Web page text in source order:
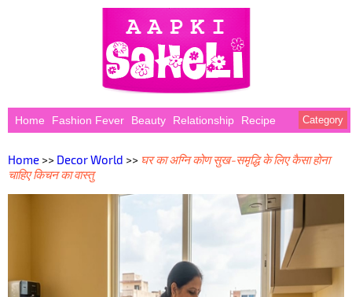
Home Fashion Fever Beauty Relationship Recipe Category
Home >> Decor World >> घर का अग्नि कोण सुख-समृद्धि के लिए कैसा होना
चाहिए किचन का वास्तु